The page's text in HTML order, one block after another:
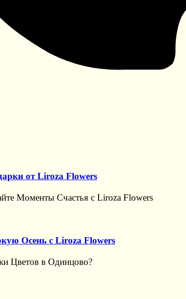
от Liroza Flowers
Моменты Счастья с Liroza Flowers
Осень с Liroza Flowers
Цветов в Одинцово?